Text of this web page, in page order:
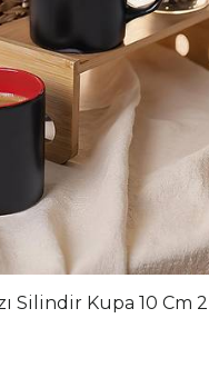
Silindir Kupa 10 Cm 2